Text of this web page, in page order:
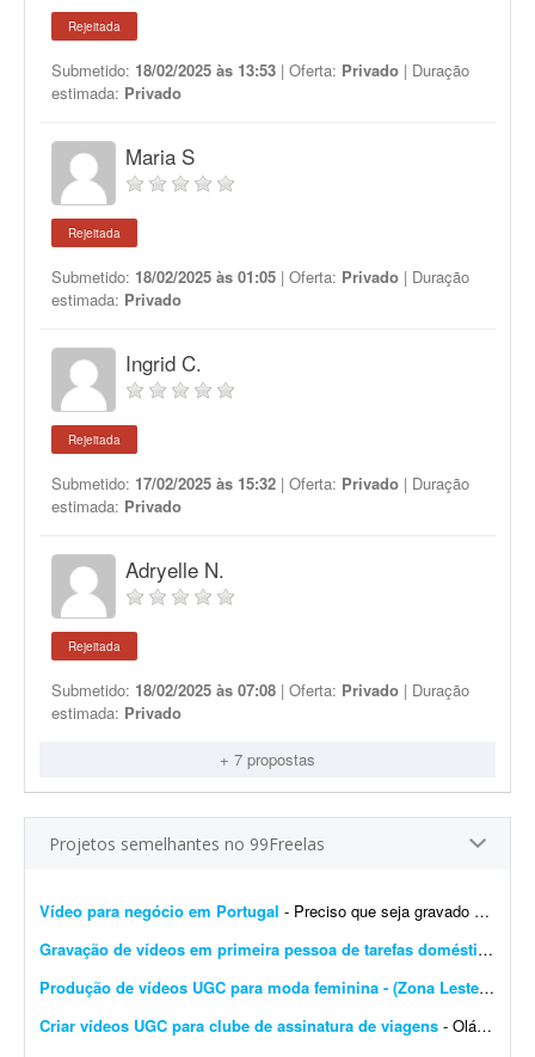
Rejeitada
Submetido: 18/02/2025 às 13:53 | Oferta: Privado | Duração
estimada: Privado
Maria S
Rejeitada
Submetido: 18/02/2025 às 01:05 | Oferta: Privado | Duração
estimada: Privado
Ingrid C.
Rejeitada
Submetido: 17/02/2025 às 15:32 | Oferta: Privado | Duração
estimada: Privado
Adryelle N.
Rejeitada
Submetido: 18/02/2025 às 07:08 | Oferta: Privado | Duração
estimada: Privado
+ 7 propostas
Projetos semelhantes no 99Freelas
Vídeo para negócio em Portugal - Preciso que seja gravado um vídeo para meu negócio em Portugal. Uma informação para ser divulgada. Uma novidade.
Gravação de vídeos em primeira pessoa de tarefas domésticas
Produção de vídeos UGC para moda feminina - (Zona Leste de SP)
Criar vídeos UGC para clube de assinatura de viagens - Olá! Tudo bem? Somos o Clube Férias Fácil, um clube de benefícios que ajuda as pessoas a viajarem mais por meio de uma assinatura. Os assinantes acumulam pontos todos o...